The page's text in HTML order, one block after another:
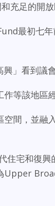
充足的開放
最初七
」看到議會
等該地區
間，並融
住宅和復
Upper